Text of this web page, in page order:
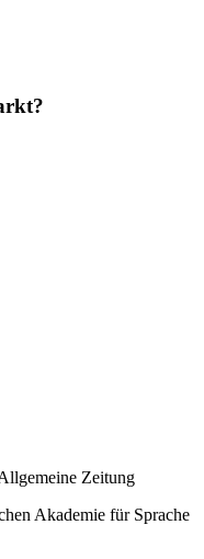
Zeitung
Akademie für Sprache